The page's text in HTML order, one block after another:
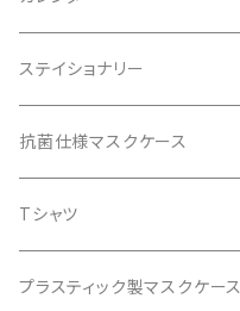
松石博幸
松石博幸
ステイショナリー
エアクリーンペーパー商品
レターセット
ブックカバー
抗菌仕様マスクケース
Tシャツ
プラスティック製マスクケース